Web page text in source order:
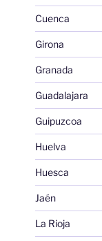
Cuenca
Girona
Granada
Guadalajara
Guipuzcoa
Huelva
Huesca
Jaén
La Rioja